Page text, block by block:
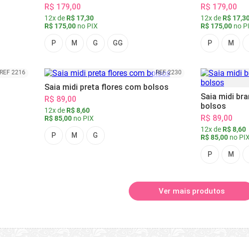
R$ 179,00
12x de R$ 17,30
R$ 175,00no PIX
P M G GG
R$ 179,00
12x de R$
R$ 175,00 no
P M
REF 2216 REF 2230
Saia midi preta flores com bolsos
R$ 89,00
12x de R$ 8,60
R$ 85,00no PIX
P M G
Saia midi
bolsos
R$ 89,00
12x de R$ 8,60
R$ 85,00 no PIX
P M
Ver mais produtos